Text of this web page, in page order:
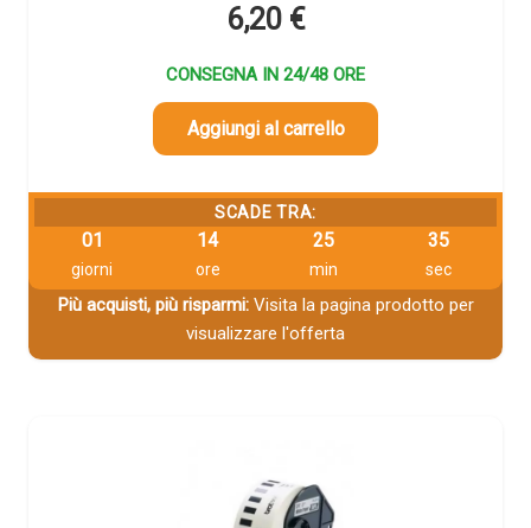
6,20 €
CONSEGNA IN 24/48 ORE
Aggiungi al carrello
SCADE TRA:
01
giorni
14
ore
25
min
33
sec
Più acquisti, più risparmi:Visita la pagina prodotto per
visualizzare l'offerta